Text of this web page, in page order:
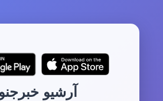
آرشیو